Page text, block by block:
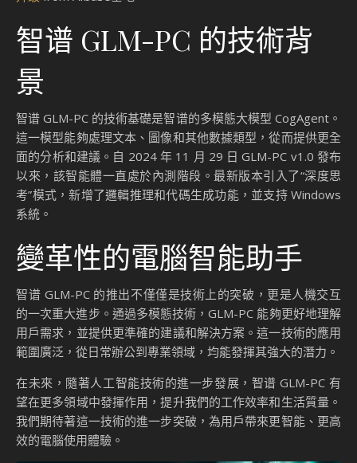
智谱 GLM-PC 的技術背
景
智谱 GLM-PC 的技術基礎是智谱的多模態大模型 CogAgent。
這一模型能夠處理文本、圖像和其他數據類型，從而提供更全
面的分析和建議。自 2024 年 11 月 29 日 GLM-PC v1.0 發布
以來，該智能體一直處於內測階段。最新版本引入了“深度思
考”模式，新增了邏輯推理和代碼生成功能，並支持 Windows
系統。
變革性的電腦智能助手
智谱 GLM-PC 的推出不僅僅是技術上的突破，更是人機交互
的一次重大進步。通過多模態技術，GLM-PC 能夠更好地理解
用戶需求，並提供更準確的建議和解決方案。這一技術的應用
範圍廣泛，從日常辦公到專業領域，均能發揮其強大的潛力。
在未來，隨著人工智能技術的進一步發展，智谱 GLM-PC 有
望在更多領域中發揮作用，提升我們的工作效率和生活質量。
我們期待著這一技術的進一步突破，為用戶帶來更智能、更高
效的電腦使用體驗。